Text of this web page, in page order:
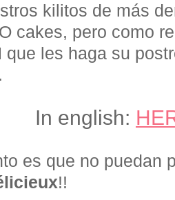
kilitos de más
cakes, pero como
que les haga su
In english:
es que no puedan
!!